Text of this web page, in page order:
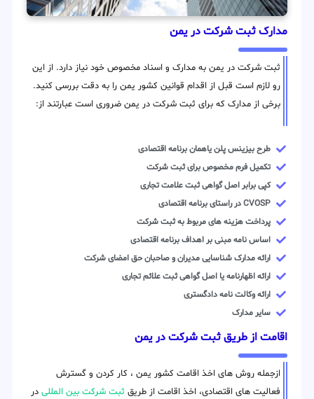
مدارک ثبت شرکت در یمن
ثبت شرکت در یمن به مدارک و اسناد مخصوص خود نیاز دارد. از این
رو لازم است قبل از اقدام قوانین کشور یمن را به دقت بررسی کنید.
برخی از مدارک که برای ثبت شرکت در یمن ضروری است عبارتند از:
طرح بیزینس پلن یاهمان برنامه اقتصادی
تکمیل فرم مخصوص برای ثبت شرکت
کپی برابر اصل گواهی ثبت علامت تجاری
CVOSP در راستای برنامه اقتصادی
پرداخت هزینه های مربوط به ثبت شرکت
اساس نامه مبنی بر اهداف برنامه اقتصادی
ارائه مدارک شناسایی مدیران و صاحبان حق امضای شرکت
ارائه اظهارنامه یا اصل گواهی ثبت علائم تجاری
ارائه وکالت نامه دادگستری
سایر مدارک
اقامت از طریق ثبت شرکت در یمن
ازجمله روش های اخذ اقامت کشور یمن ، کار کردن و گسترش
فعالیت های اقتصادی، اخذ اقامت از طریق ثبت شرکت بین المللی در